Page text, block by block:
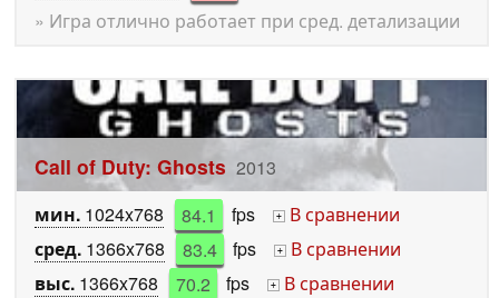
» Игра отлично работает при сред. детализации
Call of Duty: Ghosts 2013
мин. 1024x768 84.1 fps +
В сравнении
сред. 1366x768 83.4 fps +
В сравнении
выс. 1366x768 70.2 fps +
В сравнении